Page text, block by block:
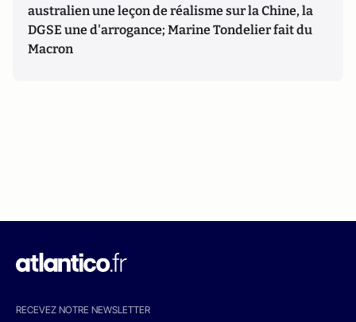
australien une leçon de réalisme sur la Chine, la
DGSE une d'arrogance; Marine Tondelier fait du
Macron
RECEVEZ NOTRE NEWSLETTER